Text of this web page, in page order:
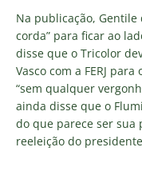
Na publicação, Gentile
corda” para ficar ao
disse que o Tricolor
Vasco com a FERJ
“sem qualquer
ainda disse que o
do que parece ser
reeleição do